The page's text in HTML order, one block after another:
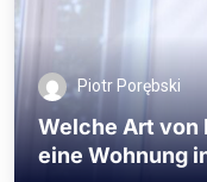
Piotr Porębski
Welche Art von
eine Wohnung